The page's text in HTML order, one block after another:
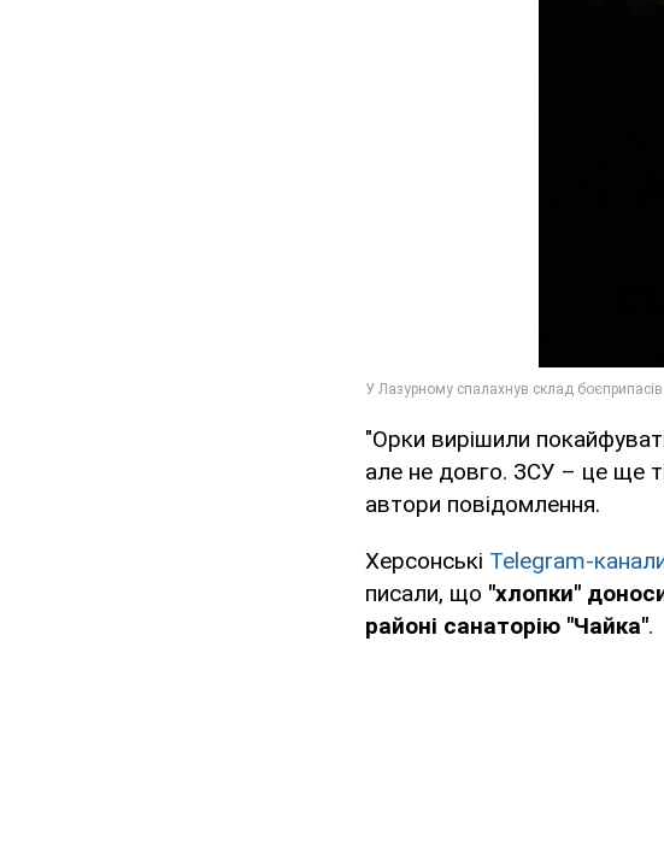
"Орки вирішили
але не довго. ЗСУ – це ще
автори повідомлення.
Херсонські Telegram-
писали, що "хлопки"
районі санаторію "Чайка".